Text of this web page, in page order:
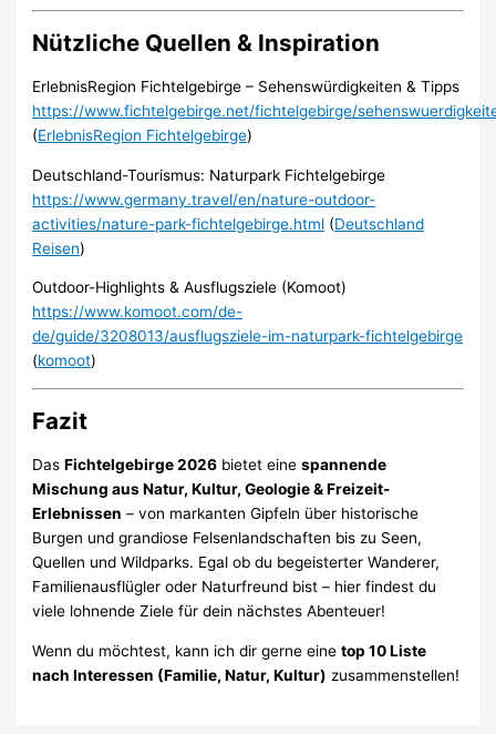
Nützliche Quellen & Inspiration
ErlebnisRegion Fichtelgebirge – Sehenswürdigkeiten & Tipps
https://www.fichtelgebirge.net/fichtelgebirge/
(ErlebnisRegion Fichtelgebirge)
Deutschland-Tourismus: Naturpark Fichtelgebirge
https://www.germany.travel/en/nature-outdoor-
activities/nature-park-fichtelgebirge.html (Deutschland
Reisen)
Outdoor-Highlights & Ausflugsziele (Komoot)
https://www.komoot.com/de-
de/guide/3208013/ausflugsziele-im-naturpark-fichtelgebirge
(komoot)
Fazit
DasFichtelgebirge 2026 bietet einespannende
Mischung aus Natur, Kultur, Geologie & Freizeit-
Erlebnissen – von markanten Gipfeln über historische
Burgen und grandiose Felsenlandschaften bis zu Seen,
Quellen und Wildparks. Egal ob du begeisterter Wanderer,
Familienausflügler oder Naturfreund bist – hier findest du
viele lohnende Ziele für dein nächstes Abenteuer!
Wenn du möchtest, kann ich dir gerne einetop 10 Liste
nach Interessen (Familie, Natur, Kultur) zusammenstellen!